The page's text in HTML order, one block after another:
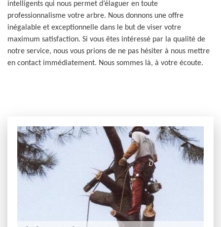
intelligents qui nous permet d’élaguer en toute
professionnalisme votre arbre. Nous donnons une offre
inégalable et exceptionnelle dans le but de viser votre
maximum satisfaction. Si vous êtes intéressé par la qualité de
notre service, nous vous prions de ne pas hésiter à nous mettre
en contact immédiatement. Nous sommes là, à votre écoute.